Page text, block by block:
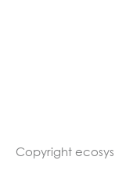
Copyright ecosys